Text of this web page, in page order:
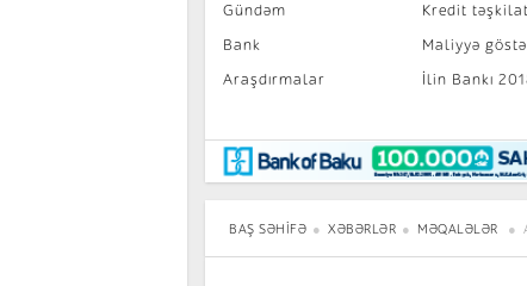
Gündəm
Bank
Araşdırmalar
Maraqlı
BancoTV
Müsahibə
Kredit
Maliyyə
İlin Bankı
BAŞ SƏHIFƏ XƏBƏRLƏR MƏQALƏLƏR